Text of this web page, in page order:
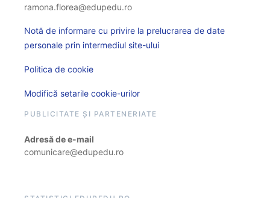
ramona.florea@edupedu.ro
Notă de informare cu privire la prelucrarea de date
personale prin intermediul site-ului
Politica de cookie
Modifică setarile cookie-urilor
PUBLICITATE ȘI PARTENERIATE
Adresă de e-mail
comunicare@edupedu.ro